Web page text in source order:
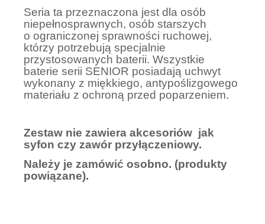
Seria ta przeznaczona jest dla osób
niepełnosprawnych, osób starszych
o ograniczonej sprawności ruchowej,
którzy potrzebują specjalnie
przystosowanych baterii. Wszystkie
baterie serii SENIOR posiadają uchwyt
wykonany z miękkiego, antypoślizgowego
materiału z ochroną przed poparzeniem.
Zestaw nie zawiera akcesoriów jak
syfon czy zawór przyłączeniowy.
Należy je zamówić osobno. (produkty
powiązane).